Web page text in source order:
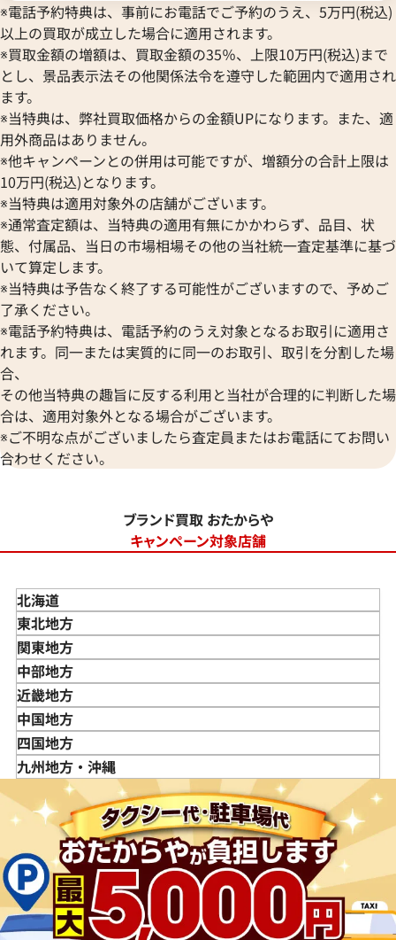
※電話予約特典は、事前にお電話でご予約のうえ、5万円(税込)
以上の買取が成立した場合に適用されます。
※買取金額の増額は、買取金額の35％、上限10万円(税込)まで
とし、景品表示法その他関係法令を遵守した範囲内で適用され
ます。
※当特典は、弊社買取価格からの金額UPになります。また、適
用外商品はありません。
※他キャンペーンとの併用は可能ですが、増額分の合計上限は
10万円(税込)となります。
※当特典は適用対象外の店舗がございます。
※通常査定額は、当特典の適用有無にかかわらず、品目、状
態、付属品、当日の市場相場その他の当社統一査定基準に基づ
いて算定します。
※当特典は予告なく終了する可能性がございますので、予めご
了承ください。
※電話予約特典は、電話予約のうえ対象となるお取引に適用さ
れます。同一または実質的に同一のお取引、取引を分割した場
合、
その他当特典の趣旨に反する利用と当社が合理的に判断した場
合は、適用対象外となる場合がございます。
※ご不明な点がございましたら査定員またはお電話にてお問い
合わせください。
ブランド買取 おたからや
キャンペーン対象店舗
北海道
東北地方
青森県
岩手県
宮城県
秋田県
山形県
福島県
関東地方
東京都
神奈川県
埼玉県
千葉県
茨城県
栃木県
群馬県
中部地方
新潟県
富山県
石川県
山梨県
長野県
岐阜県
静岡県
愛知県
近畿地方
三重県
滋賀県
京都府
兵庫県
奈良県
和歌山県
中国地方
鳥取県
島根県
広島県
山口県
四国地方
徳島県
愛媛県
九州地方・沖縄
佐賀県
長崎県
熊本県
大分県
宮崎県
鹿児島県